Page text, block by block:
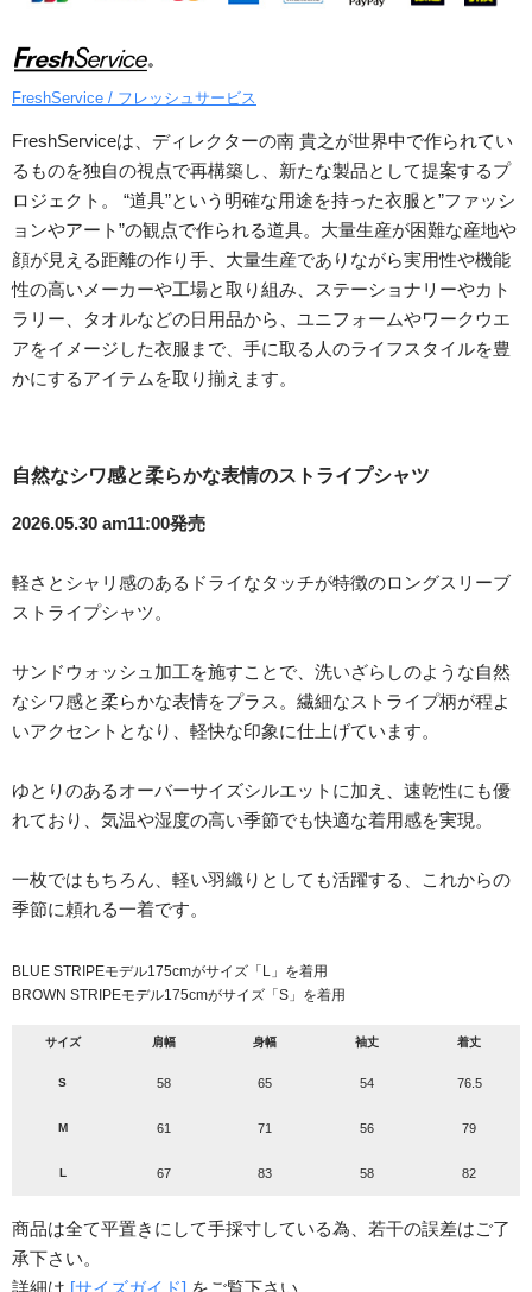
FreshService / フレッシュサービス
FreshServiceは、ディレクターの南 貴之が世界中で作られてい
るものを独自の視点で再構築し、新たな製品として提案するプ
ロジェクト。 “道具”という明確な用途を持った衣服と”ファッシ
ョンやアート”の観点で作られる道具。大量生産が困難な産地や
顔が見える距離の作り手、大量生産でありながら実用性や機能
性の高いメーカーや工場と取り組み、ステーショナリーやカト
ラリー、タオルなどの日用品から、ユニフォームやワークウエ
アをイメージした衣服まで、手に取る人のライフスタイルを豊
かにするアイテムを取り揃えます。
自然なシワ感と柔らかな表情のストライプシャツ
2026.05.30 am11:00発売
軽さとシャリ感のあるドライなタッチが特徴のロングスリーブ
ストライプシャツ。
サンドウォッシュ加工を施すことで、洗いざらしのような自然
なシワ感と柔らかな表情をプラス。繊細なストライプ柄が程よ
いアクセントとなり、軽快な印象に仕上げています。
ゆとりのあるオーバーサイズシルエットに加え、速乾性にも優
れており、気温や湿度の高い季節でも快適な着用感を実現。
一枚ではもちろん、軽い羽織りとしても活躍する、これからの
季節に頼れる一着です。
BLUE STRIPEモデル175cmがサイズ「L」を着用
BROWN STRIPEモデル175cmがサイズ「S」を着用
サイズ 肩幅 身幅 袖丈 着丈
S 58 65 54 76.5
M 61 71 56 79
L 67 83 58 82
商品は全て平置きにして手採寸している為、若干の誤差はご了
承下さい。